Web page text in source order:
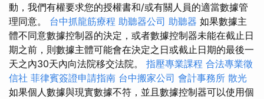
動，我們有權要求您的授權書和/或有關人員的適當數據管
理同意。 台中抓龍筋療程 助聽器公司 助聽器 如果數據主
體不同意數據控制器的決定，或者數據控制器未能在截止日
期之前，則數據主體可能會在決定之日或截止日期的最後一
天之內30天內向法院移交法院。 指壓專業課程 合法專業徵
信社 菲律賓簽證申請指南 台中搬家公司 會計事務所 散光
如果個人數據與現實數據不符，並且數據控制器可以使用個